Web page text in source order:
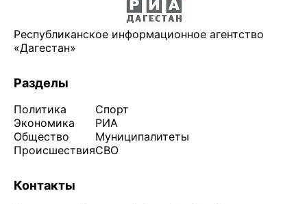
Республиканское информационное агентство
«Дагестан»
Разделы
Политика
Экономика
Общество
Происшествия
Спорт
РИА
Муниципалитеты
СВО
Контакты